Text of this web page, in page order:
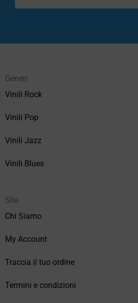
Generi
Vinili Rock
Vinili Pop
Vinili Jazz
Vinili Blues
Site
Chi Siamo
My Account
Traccia il tuo ordine
Termini e condizioni